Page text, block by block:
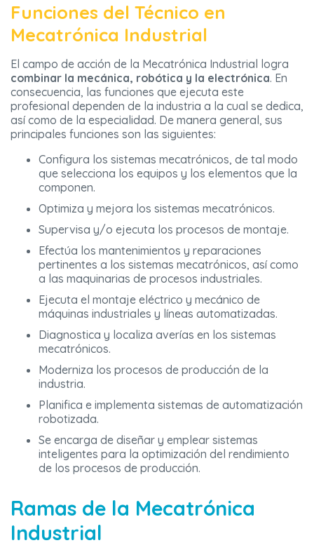
Funciones del Técnico en
Mecatrónica Industrial
El campo de acción de la Mecatrónica Industrial logra
combinar la mecánica, robótica y la electrónica. En
consecuencia, las funciones que ejecuta este
profesional dependen de la industria a la cual se dedica,
así como de la especialidad. De manera general, sus
principales funciones son las siguientes:
Configura los sistemas mecatrónicos, de tal modo
que selecciona los equipos y los elementos que la
componen.
Optimiza y mejora los sistemas mecatrónicos.
Supervisa y/o ejecuta los procesos de montaje.
Efectúa los mantenimientos y reparaciones
pertinentes a los sistemas mecatrónicos, así como
a las maquinarias de procesos industriales.
Ejecuta el montaje eléctrico y mecánico de
máquinas industriales y líneas automatizadas.
Diagnostica y localiza averías en los sistemas
mecatrónicos.
Moderniza los procesos de producción de la
industria.
Planifica e implementa sistemas de automatización
robotizada.
Se encarga de diseñar y emplear sistemas
inteligentes para la optimización del rendimiento
de los procesos de producción.
Ramas de la Mecatrónica
Industrial